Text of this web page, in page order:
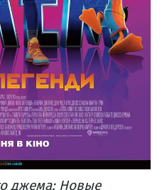
джема: Новые